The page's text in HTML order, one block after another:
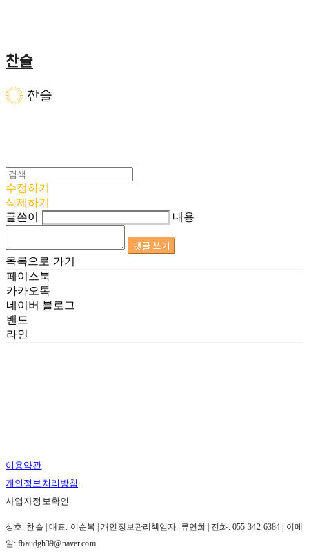
찬슬
수정하기
삭제하기
글쓴이
내용
댓글 쓰기
목록으로 가기
페이스북
카카오톡
네이버 블로그
밴드
라인
이용약관
개인정보처리방침
사업자정보확인
상호: 찬슬 | 대표: 이순복 | 개인정보관리책임자: 류연희 | 전화: 055-342-6384 | 이메
일: fbaudgh39@naver.com